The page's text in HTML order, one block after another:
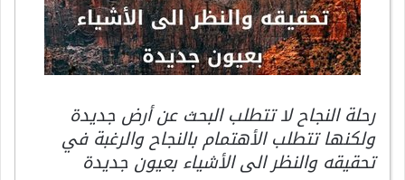
رحلة النجاح لا تتطلب البحث عن أرض جديدة
ولكنها تتطلب الأهتمام بالنجاح والرغبة في
تحقيقه والنظر الى الأشياء بعيون جديدة